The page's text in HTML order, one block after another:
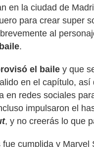
en la ciudad de
para crear super
al
.
el baile y que
en el capítulo, así
en redes sociales
impulsaron el
, y no creerás lo que
cumplida y Marvel